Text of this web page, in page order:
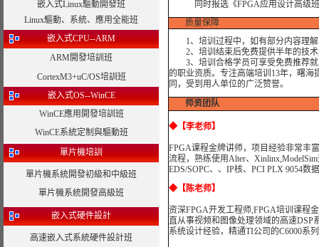
嵌入式Linux驅動開發班
Linux驅動、系統、應用全能班
嵌入式CPU--ARM
ARM開發培訓班
CortexM3+uC/OS培訓班
嵌入式OS--WinCE
WinCE應用開發培訓班
WinCE系統定制與驅動班
單片機培訓
單片機系統開發初級和中級班
單片機系統開發高級班
嵌入式硬件設計
高速嵌入式系統硬件設計班
同时报选《FPGA应用设计高级
质量保障
1、培训过程中，如有部分内容理解
2、培训结束后免费提供半年的技术
3、培训合格学员可享受免费推荐就
的职业资质。专注高端培训13年，曙
同，受到用人单位的广泛赞誉。
师资团队
◆【李老师】
FPGA课程金牌讲师，项目经验非常丰
流程，熟练使用Alter、
EDS/SOPC、、IP核、PCI PLX 9054数
◆【陈老师】
资深FPGA开发工程师,FPGA培训课程
直从事视频和图像处理领域的高速
系统设计经验，精通TI公司的C6000系